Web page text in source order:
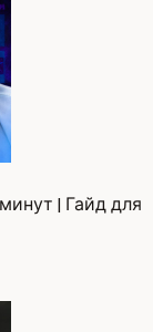
| Гайд для